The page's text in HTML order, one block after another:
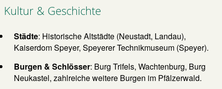
Kultur & Geschichte
Städte: Historische Altstädte (Neustadt, Landau),
Kaiserdom Speyer, Speyerer Technikmuseum (Speyer).
Burgen & Schlösser: Burg Trifels, Wachtenburg, Burg
Neukastel, zahlreiche weitere Burgen im Pfälzerwald.